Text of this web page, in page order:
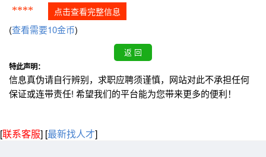
**** 点击查看完整信息
(查看需要10金币)
特此声明：
信息真伪请自行辨别，求职应聘须谨慎，网站对此不承担任何
保证或连带责任! 希望我们的平台能为您带来更多的便利！
[联系客服] [最新找人才]